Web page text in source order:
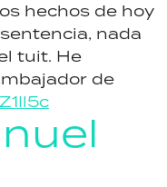
hechos de hoy
nada
tuit. He
de